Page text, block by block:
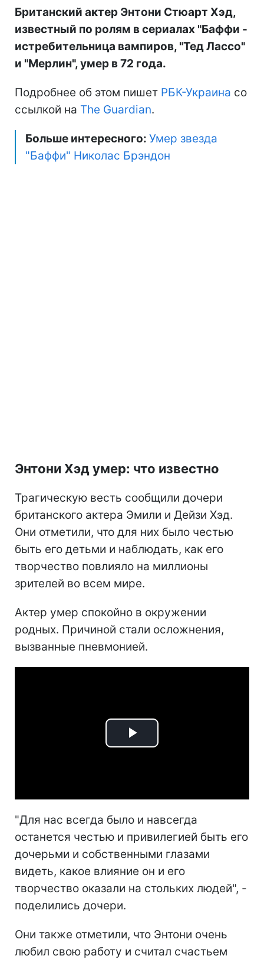
Британский актер Энтони Стюарт Хэд,
известный по ролям в сериалах "Баффи -
истребительница вампиров, "Тед Лассо"
и "Мерлин", умер в 72 года.
Подробнее об этом пишет РБК-Украина со
ссылкой на The Guardian.
Больше интересного: Умер звезда
"Баффи" Николас Брэндон
Энтони Хэд умер: что известно
Трагическую весть сообщили дочери
британского актера Эмили и Дейзи Хэд.
Они отметили, что для них было честью
быть его детьми и наблюдать, как его
творчество повлияло на миллионы
зрителей во всем мире.
Актер умер спокойно в окружении
родных. Причиной стали осложнения,
вызванные пневмонией.
Play
"Для нас всегда было и навсегда
останется честью и привилегией быть его
дочерьми и собственными глазами
видеть, какое влияние он и его
творчество оказали на стольких людей", -
поделились дочери.
Они также отметили, что Энтони очень
любил свою работу и считал счастьем